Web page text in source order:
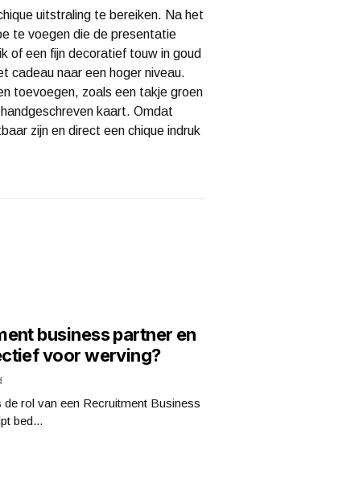
uitstraling te bereiken. Na het
te voegen die de presentatie
of een fijn decoratief touw in goud
cadeau naar een hoger niveau.
toevoegen, zoals een takje groen
kaart. Omdat
zijn en direct een chique indruk
business partner en
voor werving?
de rol van een Recruitment Business
bed...